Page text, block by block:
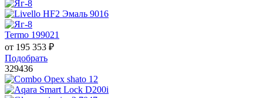
Termo 199021
от 195 353 ₽
Подобрать
329436